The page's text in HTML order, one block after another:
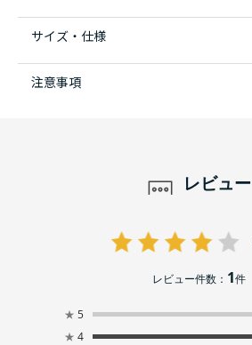
サイズ・仕様
注意事項
レビュー
レビュー件数： 1件
★ 5
★ 4